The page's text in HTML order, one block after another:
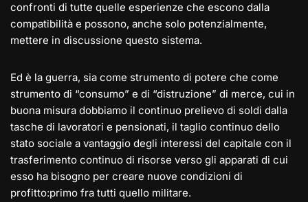
confronti di tutte quelle esperienze che escono dalla
compatibilità e possono, anche solo potenzialmente,
mettere in discussione questo sistema.
Ed è la guerra, sia come strumento di potere che come
strumento di “consumo” e di “distruzione” di merce, cui in
buona misura dobbiamo il continuo prelievo di soldi dalla
tasche di lavoratori e pensionati, il taglio continuo dello
stato sociale a vantaggio degli interessi del capitale con il
trasferimento continuo di risorse verso gli apparati di cui
esso ha bisogno per creare nuove condizioni di
profitto:primo fra tutti quello militare.